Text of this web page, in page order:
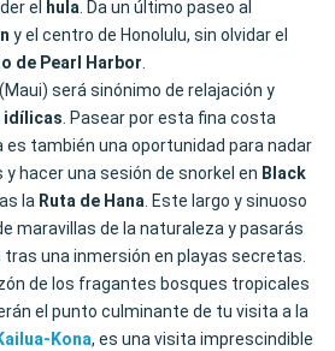
el hula. Da un último paseo al
y el centro de Honolulu, sin olvidar el
de Pearl Harbor.
(Maui) será sinónimo de relajación y
idílicas. Pasear por esta fina costa
es también una oportunidad para nadar
y hacer una sesión de snorkel en Black
la Ruta de Hana. Este largo y sinuoso
maravillas de la naturaleza y pasarás
tras una inmersión en playas secretas.
de los fragantes bosques tropicales
el punto culminante de tu visita a la
Kona, es una visita imprescindible